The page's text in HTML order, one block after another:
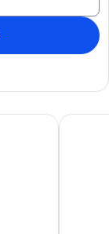
Casa